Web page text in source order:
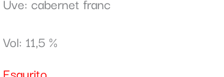
Vol: 11,5 %